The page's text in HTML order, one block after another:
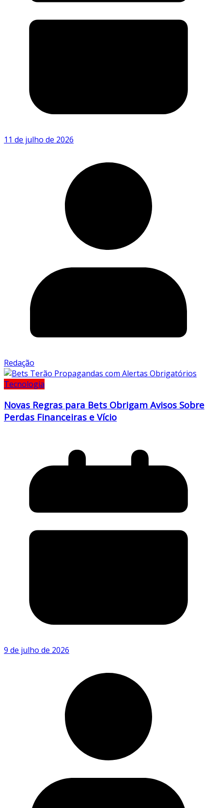
11 de julho de 2026
Redação
Tecnologia
Novas Regras para Bets Obrigam Avisos Sobre
Perdas Financeiras e Vício
9 de julho de 2026